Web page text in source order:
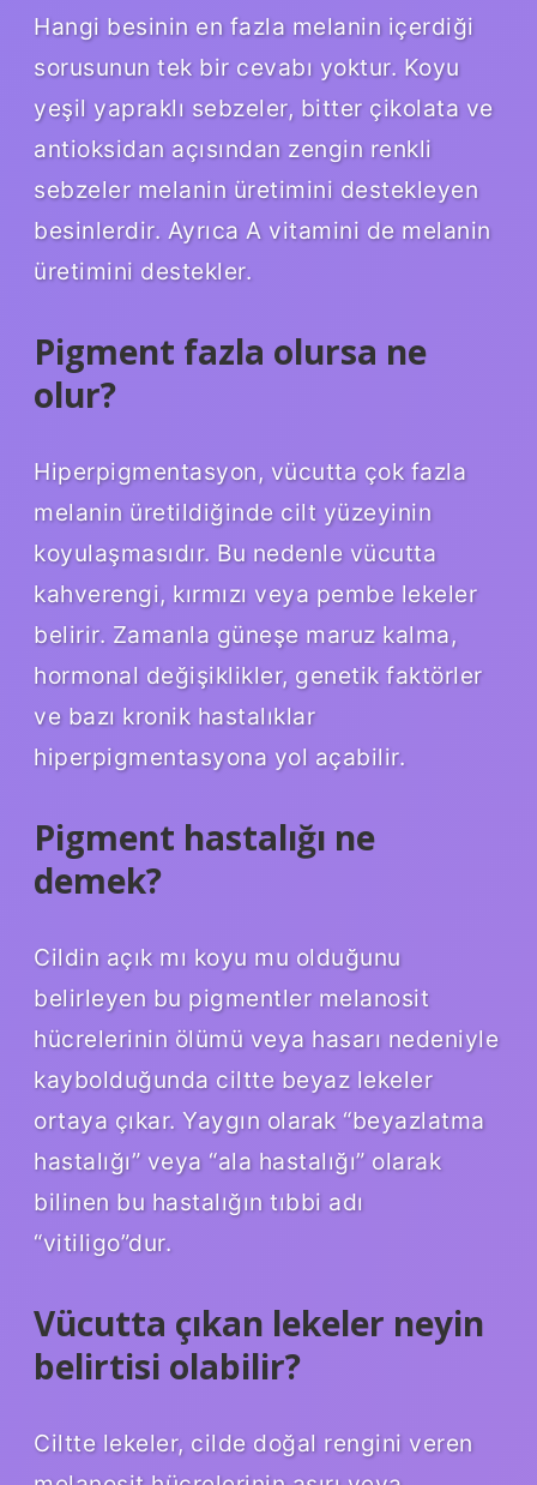
Hangi besinin en fazla melanin içerdiği
sorusunun tek bir cevabı yoktur. Koyu
yeşil yapraklı sebzeler, bitter çikolata ve
antioksidan açısından zengin renkli
sebzeler melanin üretimini destekleyen
besinlerdir. Ayrıca A vitamini de melanin
üretimini destekler.
Pigment fazla olursa ne
olur?
Hiperpigmentasyon, vücutta çok fazla
melanin üretildiğinde cilt yüzeyinin
koyulaşmasıdır. Bu nedenle vücutta
kahverengi, kırmızı veya pembe lekeler
belirir. Zamanla güneşe maruz kalma,
hormonal değişiklikler, genetik faktörler
ve bazı kronik hastalıklar
hiperpigmentasyona yol açabilir.
Pigment hastalığı ne
demek?
Cildin açık mı koyu mu olduğunu
belirleyen bu pigmentler melanosit
hücrelerinin ölümü veya hasarı nedeniyle
kaybolduğunda ciltte beyaz lekeler
ortaya çıkar. Yaygın olarak “beyazlatma
hastalığı” veya “ala hastalığı” olarak
bilinen bu hastalığın tıbbi adı
“vitiligo”dur.
Vücutta çıkan lekeler neyin
belirtisi olabilir?
Ciltte lekeler, cilde doğal rengini veren